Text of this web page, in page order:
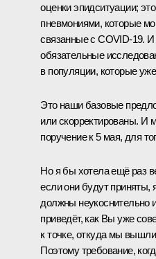
оценки эпидситуации;
пневмониями, которые
связанные с COVID-19. И
обязательные
в популяции, которые
Это наши базовые
или скорректированы. И
поручение к 5 мая, для
Но я бы хотела ещё раз
если они будут приняты,
должны неукоснительно
приведёт, как Вы уже
к точке, откуда мы
Поэтому требование,